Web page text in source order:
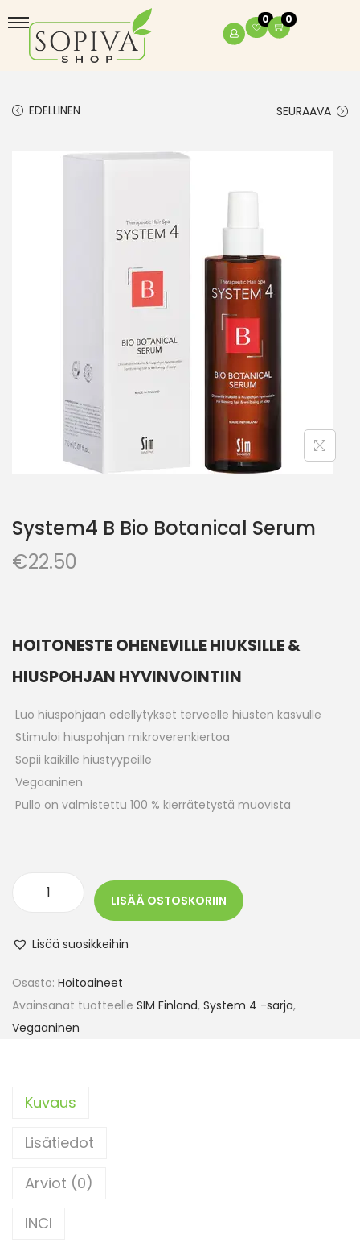
0 0
EDELLINEN SEURAAVA
System4 B Bio Botanical Serum
€22.50
HOITONESTE OHENEVILLE HIUKSILLE &
HIUSPOHJAN HYVINVOINTIIN
Luo hiuspohjaan edellytykset terveelle hiusten kasvulle
Stimuloi hiuspohjan mikroverenkiertoa
Sopii kaikille hiustyypeille
Vegaaninen
Pullo on valmistettu 100 % kierrätetystä muovista
LISÄÄ OSTOSKORIIN
Lisää suosikkeihin
Osasto: Hoitoaineet
Avainsanat tuotteelle SIM Finland, System 4 -sarja,
Vegaaninen
Kuvaus
Lisätiedot
Arviot (0)
INCI